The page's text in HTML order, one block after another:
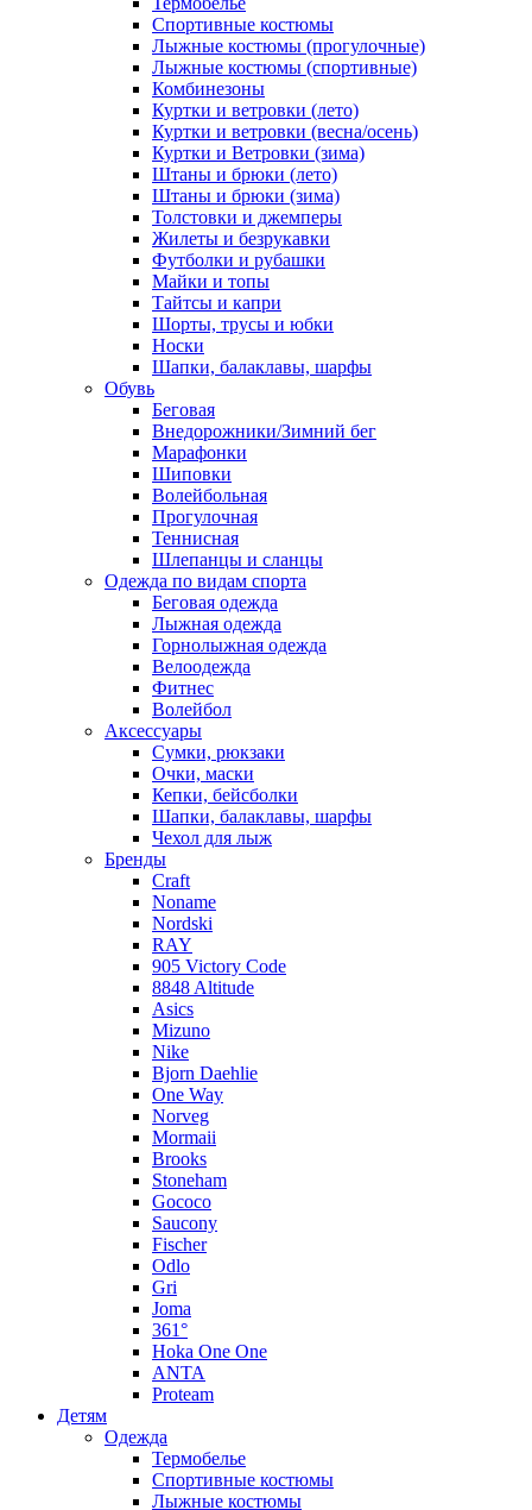
Спортивные костюмы
Лыжные костюмы (прогулочные)
Лыжные костюмы (спортивные)
Комбинезоны
Куртки и ветровки (лето)
Куртки и ветровки (весна/осень)
Куртки и Ветровки (зима)
Штаны и брюки (лето)
Штаны и брюки (зима)
Толстовки и джемперы
Жилеты и безрукавки
Футболки и рубашки
Майки и топы
Тайтсы и капри
Шорты, трусы и юбки
Носки
Шапки, балаклавы, шарфы
Обувь
Беговая
Внедорожники/Зимний бег
Марафонки
Шиповки
Волейбольная
Прогулочная
Теннисная
Шлепанцы и сланцы
Одежда по видам спорта
Беговая одежда
Лыжная одежда
Горнолыжная одежда
Велоодежда
Фитнес
Волейбол
Аксессуары
Сумки, рюкзаки
Очки, маски
Кепки, бейсболки
Шапки, балаклавы, шарфы
Чехол для лыж
Бренды
Craft
Noname
Nordski
RAY
905 Victory Code
8848 Altitude
Asics
Mizuno
Nike
Bjorn Daehlie
One Way
Norveg
Mormaii
Brooks
Stoneham
Gococo
Saucony
Fischer
Odlo
Gri
Joma
361°
Hoka One One
ANTA
Proteam
Детям
Одежда
Термобелье
Спортивные костюмы
Лыжные костюмы